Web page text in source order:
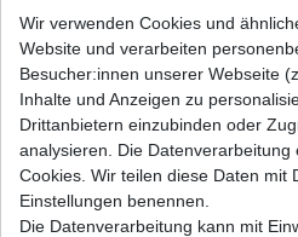
Ölfilter Hiflo
UVP 9,75 €
| 7,96 € /
inkl. ges. MwSt.
Ölfilter Hiflo
Wir verwenden Cookies und
Website und verarbeiten
Besucher:innen unserer Webseite
Inhalte und Anzeigen zu
Drittanbietern einzubinden oder
analysieren. Die
Cookies. Wir teilen diese Daten mit
Einstellungen benennen.
Die Datenverarbeitung kann mit